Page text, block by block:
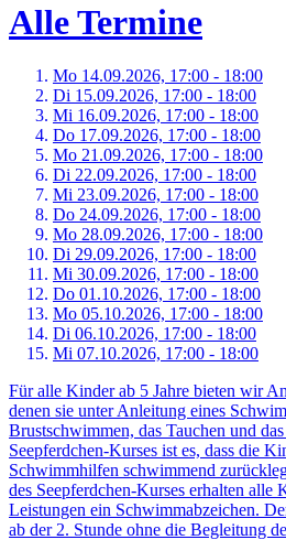
Alle Termine
Mo 14.09.2026, 17:00 - 18:00
Di 15.09.2026, 17:00 - 18:00
Mi 16.09.2026, 17:00 - 18:00
Do 17.09.2026, 17:00 - 18:00
Mo 21.09.2026, 17:00 - 18:00
Di 22.09.2026, 17:00 - 18:00
Mi 23.09.2026, 17:00 - 18:00
Do 24.09.2026, 17:00 - 18:00
Mo 28.09.2026, 17:00 - 18:00
Di 29.09.2026, 17:00 - 18:00
Mi 30.09.2026, 17:00 - 18:00
Do 01.10.2026, 17:00 - 18:00
Mo 05.10.2026, 17:00 - 18:00
Di 06.10.2026, 17:00 - 18:00
Mi 07.10.2026, 17:00 - 18:00
Für alle Kinder ab 5 Jahre bieten wir
denen sie unter Anleitung eines
Brustschwimmen, das Tauchen und
Seepferdchen-Kurses ist es, dass die
Schwimmhilfen schwimmend
des Seepferdchen-Kurses erhalten alle
Leistungen ein Schwimmabzeichen.
ab der 2. Stunde ohne die Begleitung